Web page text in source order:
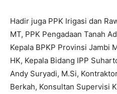
Hadir juga PPK Irigasi dan
MT, PPK Pengadaan Tanah
Kepala BPKP Provinsi Jambi
HK, Kepala Bidang IPP
Andy Suryadi, M.Si,
Berkah, Konsultan Supervisi